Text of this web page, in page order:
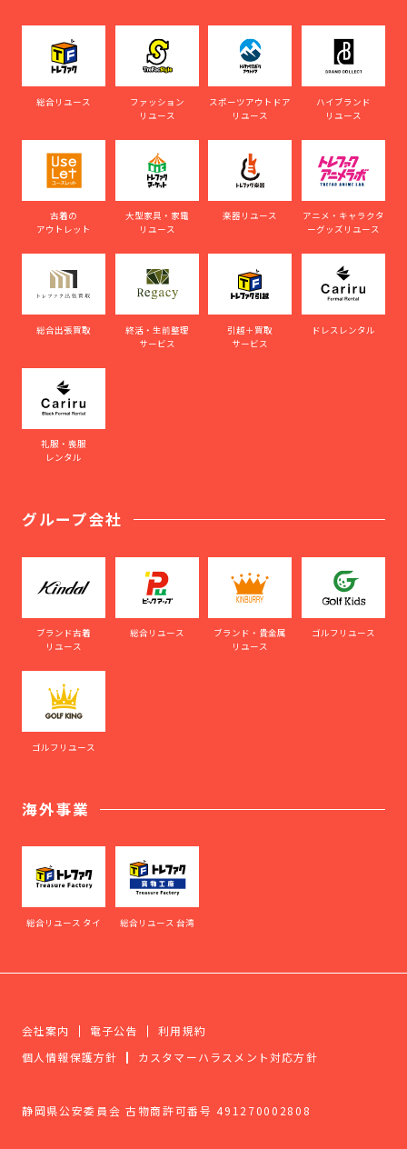
総合リユース
ファッション
リユース
スポーツアウトドア
リユース
ハイブランド
リユース
古着の
アウトレット
大型家具・家電
リユース
楽器リユース
アニメ・キャラクタ
ーグッズリユース
総合出張買取
終活・生前整理
サービス
引越＋買取
サービス
ドレスレンタル
礼服・喪服
レンタル
グループ会社
ブランド古着
リユース
総合リユース
ブランド・貴金属
リユース
ゴルフリユース
ゴルフリユース
海外事業
総合リユース タイ 総合リユース 台湾
会社案内 電子公告
利用規約
個人情報保護方針
カスタマーハラスメント対応方針
静岡県公安委員会 古物商許可番号 491270002808